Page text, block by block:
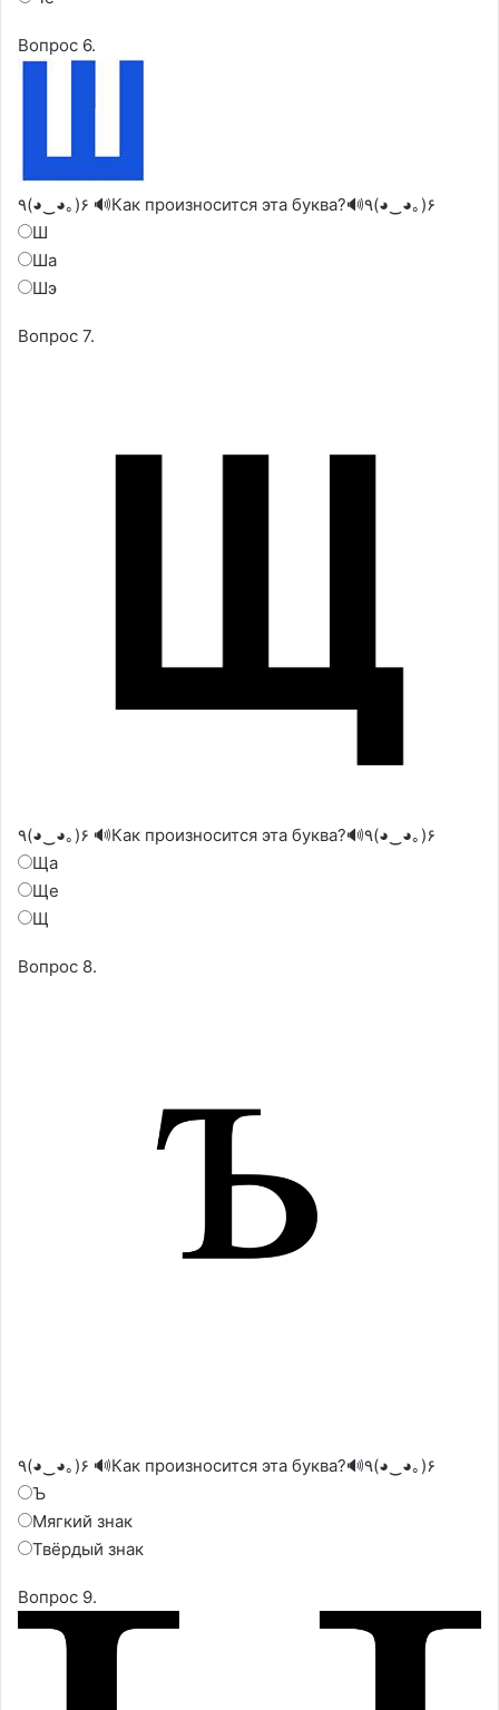
Вопрос 6.
٩(◕‿◕｡)۶ 🔊Как произносится эта буква?🔊٩(◕‿◕｡)۶
Ш
Ша
Шэ
Вопрос 7.
٩(◕‿◕｡)۶ 🔊Как произносится эта буква?🔊٩(◕‿◕｡)۶
Ща
Ще
Щ
Вопрос 8.
٩(◕‿◕｡)۶ 🔊Как произносится эта буква?🔊٩(◕‿◕｡)۶
Ъ
Мягкий знак
Твёрдый знак
Вопрос 9.